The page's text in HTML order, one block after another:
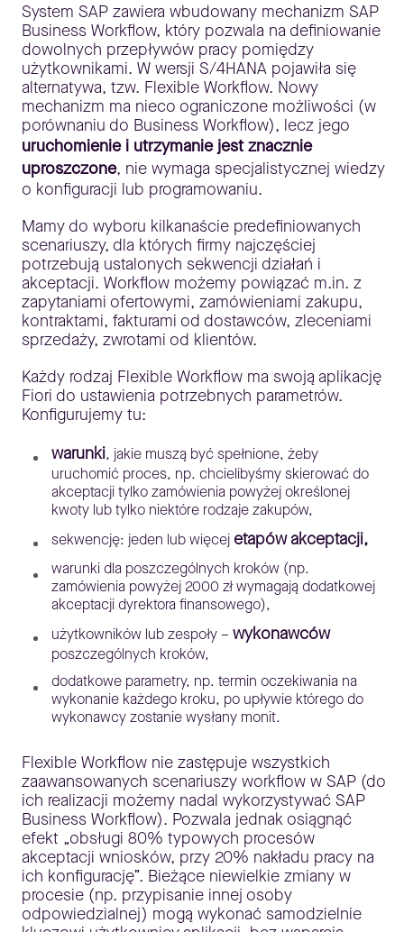
System SAP zawiera wbudowany mechanizm SAP
Business Workflow, który pozwala na definiowanie
dowolnych przepływów pracy pomiędzy
użytkownikami. W wersji S/4HANA pojawiła się
alternatywa, tzw. Flexible Workflow. Nowy
mechanizm ma nieco ograniczone możliwości (w
porównaniu do Business Workflow), lecz jego
uruchomienie i utrzymanie jest znacznie
uproszczone, nie wymaga specjalistycznej wiedzy
o konfiguracji lub programowaniu.
Mamy do wyboru kilkanaście predefiniowanych
scenariuszy, dla których firmy najczęściej
potrzebują ustalonych sekwencji działań i
akceptacji. Workflow możemy powiązać m.in. z
zapytaniami ofertowymi, zamówieniami zakupu,
kontraktami, fakturami od dostawców, zleceniami
sprzedaży, zwrotami od klientów.
Każdy rodzaj Flexible Workflow ma swoją aplikację
Fiori do ustawienia potrzebnych parametrów.
Konfigurujemy tu:
warunki, jakie muszą być spełnione, żeby
uruchomić proces, np. chcielibyśmy skierować do
akceptacji tylko zamówienia powyżej określonej
kwoty lub tylko niektóre rodzaje zakupów,
sekwencję: jeden lub więcej etapów akceptacji,
warunki dla poszczególnych kroków (np.
zamówienia powyżej 2000 zł wymagają dodatkowej
akceptacji dyrektora finansowego),
użytkowników lub zespoły – wykonawców
poszczególnych kroków,
dodatkowe parametry, np. termin oczekiwania na
wykonanie każdego kroku, po upływie którego do
wykonawcy zostanie wysłany monit.
Flexible Workflow nie zastępuje wszystkich
zaawansowanych scenariuszy workflow w SAP (do
ich realizacji możemy nadal wykorzystywać SAP
Business Workflow). Pozwala jednak osiągnąć
efekt „obsługi 80% typowych procesów
akceptacji wniosków, przy 20% nakładu pracy na
ich konfigurację”. Bieżące niewielkie zmiany w
procesie (np. przypisanie innej osoby
odpowiedzialnej) mogą wykonać samodzielnie